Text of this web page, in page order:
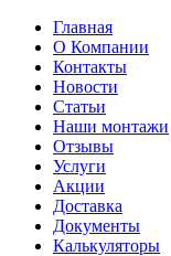
Главная
О Компании
Контакты
Новости
Статьи
Наши монтажи
Отзывы
Услуги
Акции
Доставка
Документы
Калькуляторы